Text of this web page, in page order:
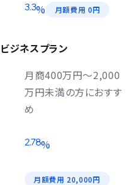
3.3% 月額費用 0円
ビジネスプラン
月商400万円〜2,000
万円未満の方におすす
め
2.78%
月額費用 20,000円